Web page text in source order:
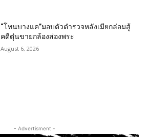
“โทนบางแค”มอบตัวตำรวจหลังเมียกล่อมสู้
คดีตุ๋นขายกล้องส่องพระ
August 6, 2026
- Advertisment -